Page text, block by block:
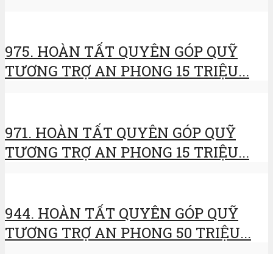
975. HOÀN TẤT QUYÊN GÓP QUỸ
TƯƠNG TRỢ AN PHONG 15 TRIỆU...
971. HOÀN TẤT QUYÊN GÓP QUỸ
TƯƠNG TRỢ AN PHONG 15 TRIỆU...
944. HOÀN TẤT QUYÊN GÓP QUỸ
TƯƠNG TRỢ AN PHONG 50 TRIỆU...